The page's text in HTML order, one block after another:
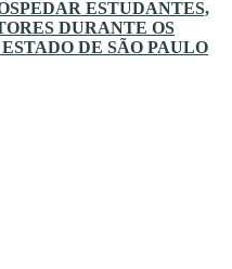
ESTUDANTES,
DURANTE OS
DE SÃO PAULO